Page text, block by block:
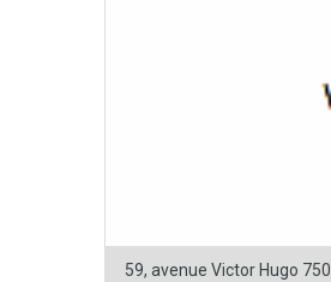
59, avenue Victor Hugo